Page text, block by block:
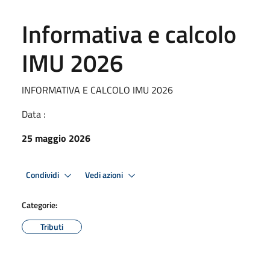
Informativa e calcolo
IMU 2026
INFORMATIVA E CALCOLO IMU 2026
Data :
25 maggio 2026
Condividi Vedi azioni
Categorie:
Tributi